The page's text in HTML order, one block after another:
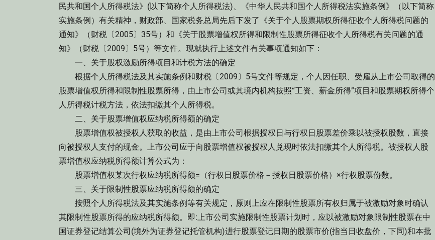
民共和国个人所得税法》(以下简称个人所得税法)、《中华人民共和国个人所得税法实施条例》（以下简称
实施条例）有关精神，财政部、国家税务总局先后下发了《关于个人股票期权所得征收个人所得税问题的
通知》（财税〔2005〕35号）和《关于股票增值权所得和限制性股票所得征收个人所得税有关问题的通
知》（财税〔2009〕5号）等文件。现就执行上述文件有关事项通知如下：
一、关于股权激励所得项目和计税方法的确定
根据个人所得税法及其实施条例和财税〔2009〕5号文件等规定，个人因任职、受雇从上市公司取得的
股票增值权所得和限制性股票所得，由上市公司或其境内机构按照“工资、薪金所得”项目和股票期权所得个
人所得税计税方法，依法扣缴其个人所得税。
二、关于股票增值权应纳税所得额的确定
股票增值权被授权人获取的收益，是由上市公司根据授权日与行权日股票差价乘以被授权股数，直接
向被授权人支付的现金。上市公司应于向股票增值权被授权人兑现时依法扣缴其个人所得税。被授权人股
票增值权应纳税所得额计算公式为：
股票增值权某次行权应纳税所得额=（行权日股票价格－授权日股票价格）×行权股票份数。
三、关于限制性股票应纳税所得额的确定
按照个人所得税法及其实施条例等有关规定，原则上应在限制性股票所有权归属于被激励对象时确认
其限制性股票所得的应纳税所得额。即:上市公司实施限制性股票计划时，应以被激励对象限制性股票在中
国证券登记结算公司(境外为证券登记托管机构)进行股票登记日期的股票市价(指当日收盘价，下同)和本批